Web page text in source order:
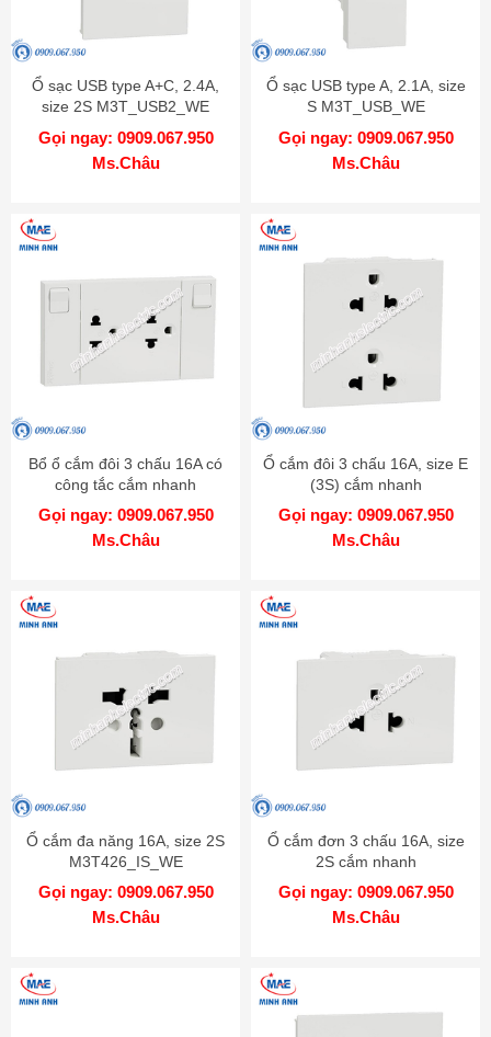
Ổ sạc USB type A+C, 2.4A,
size 2S M3T_USB2_WE
Gọi ngay: 0909.067.950
Ms.Châu
Ổ sạc USB type A, 2.1A, size
S M3T_USB_WE
Gọi ngay: 0909.067.950
Ms.Châu
Bổ ổ cắm đôi 3 chấu 16A có
công tắc cắm nhanh
M3T_SIS_WE
Gọi ngay: 0909.067.950
Ms.Châu
Ổ cắm đôi 3 chấu 16A, size E
(3S) cắm nhanh
M3T426UST2_WE
Gọi ngay: 0909.067.950
Ms.Châu
Ổ cắm đa năng 16A, size 2S
M3T426_IS_WE
Gọi ngay: 0909.067.950
Ms.Châu
Ổ cắm đơn 3 chấu 16A, size
2S cắm nhanh
M3T426UST_WE
Gọi ngay: 0909.067.950
Ms.Châu